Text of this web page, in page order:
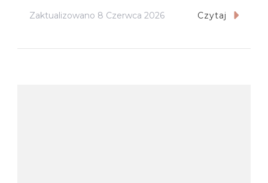
Zaktualizowano 8 Czerwca 2026 Czytaj